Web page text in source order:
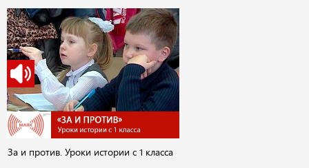
За и против. Уроки истории с 1 класса